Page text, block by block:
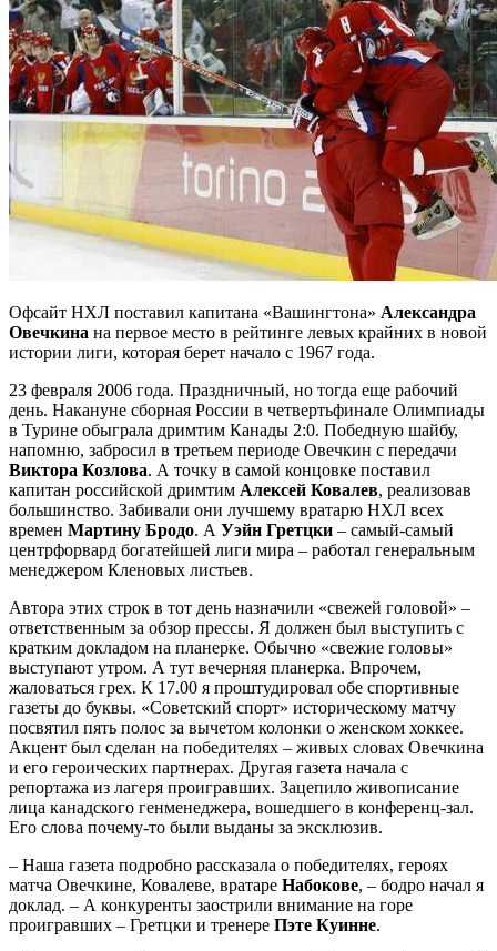
Офсайт НХЛ поставил капитана «Вашингтона» Александра
Овечкина на первое место в рейтинге левых крайних в новой
истории лиги, которая берет начало с 1967 года.
23 февраля 2006 года. Праздничный, но тогда еще рабочий
день. Накануне сборная России в четвертьфинале Олимпиады
в Турине обыграла дримтим Канады 2:0. Победную шайбу,
напомню, забросил в третьем периоде Овечкин с передачи
Виктора Козлова. А точку в самой концовке поставил
капитан российской дримтим Алексей Ковалев, реализовав
большинство. Забивали они лучшему вратарю НХЛ всех
времен Мартину Бродо. А Уэйн Гретцки – самый-самый
центрфорвард богатейшей лиги мира – работал генеральным
менеджером Кленовых листьев.
Автора этих строк в тот день назначили «свежей головой» –
ответственным за обзор прессы. Я должен был выступить с
кратким докладом на планерке. Обычно «свежие головы»
выступают утром. А тут вечерняя планерка. Впрочем,
жаловаться грех. К 17.00 я проштудировал обе спортивные
газеты до буквы. «Советский спорт» историческому матчу
посвятил пять полос за вычетом колонки о женском хоккее.
Акцент был сделан на победителях – живых словах Овечкина
и его героических партнерах. Другая газета начала с
репортажа из лагеря проигравших. Зацепило живописание
лица канадского генменеджера, вошедшего в конференц-зал.
Его слова почему-то были выданы за эксклюзив.
– Наша газета подробно рассказала о победителях, героях
матча Овечкине, Ковалеве, вратаре Набокове, – бодро начал я
доклад. – А конкуренты заострили внимание на горе
проигравших – Гретцки и тренере Пэте Куинне.